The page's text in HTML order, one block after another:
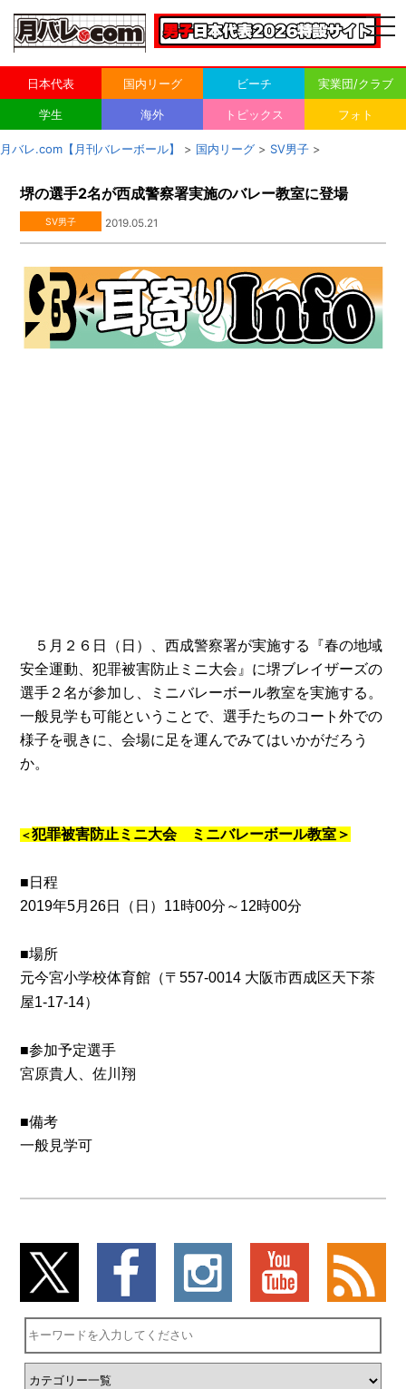
日本代表 国内リーグ ビーチ 実業団/クラブ
学生 海外 トピックス フォト
月バレ.com【月刊バレーボール】 > 国内リーグ > SV男子 >
堺の選手2名が西成警察署実施のバレー教室に登場
SV男子 2019.05.21
５月２６日（日）、西成警察署が実施する『春の地域
安全運動、犯罪被害防止ミニ大会』に堺ブレイザーズの
選手２名が参加し、ミニバレーボール教室を実施する。
一般見学も可能ということで、選手たちのコート外での
様子を覗きに、会場に足を運んでみてはいかがだろう
か。
＜犯罪被害防止ミニ大会 ミニバレーボール教室＞
■日程
2019年5月26日（日） 11時00分～12時00分
■場所
元今宮小学校体育館（〒557-0014 大阪市西成区天下茶
屋1-17-14）
■参加予定選手
宮原貴人、佐川翔
■備考
一般見学可